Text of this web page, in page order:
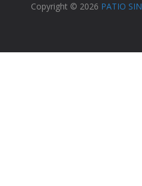
Copyright © 2026 PATIO